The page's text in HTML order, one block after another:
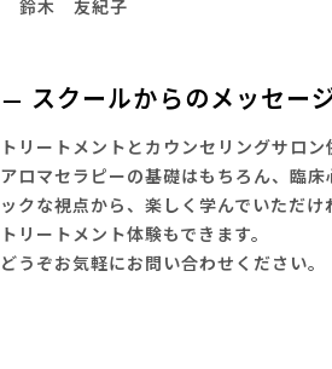
鈴木 友紀子
スクールからのメッセー
トリートメントとカウンセリングサロン
アロマセラピーの基礎はもちろん、臨
ックな視点から、楽しく学んでいただけ
トリートメント体験もできます。
どうぞお気軽にお問い合わせください。